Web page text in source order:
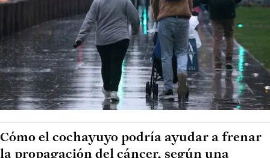
Cómo el cochayuyo podría ayudar a frenar
la propagación del cáncer, según una